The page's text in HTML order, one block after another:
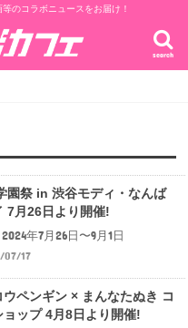
のコラボニュースをお届け！
search
園祭 in 渋谷モディ・なんば
7月26日より開催!
年7月26日〜9月1日
07/17
ウペンギン × まんなたぬき コ
ョップ 4月8日より開催!